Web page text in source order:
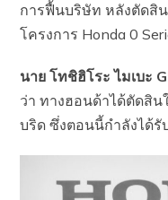
การฟื้นบริษัท หลังตัดสิ
โครงการ Honda 0
นาย โทชิฮิโระ ไมเบะ
ว่า ทางฮอนด้าได้ตัดสิ
บริด ซึ่งตอนนี้กำลังได้